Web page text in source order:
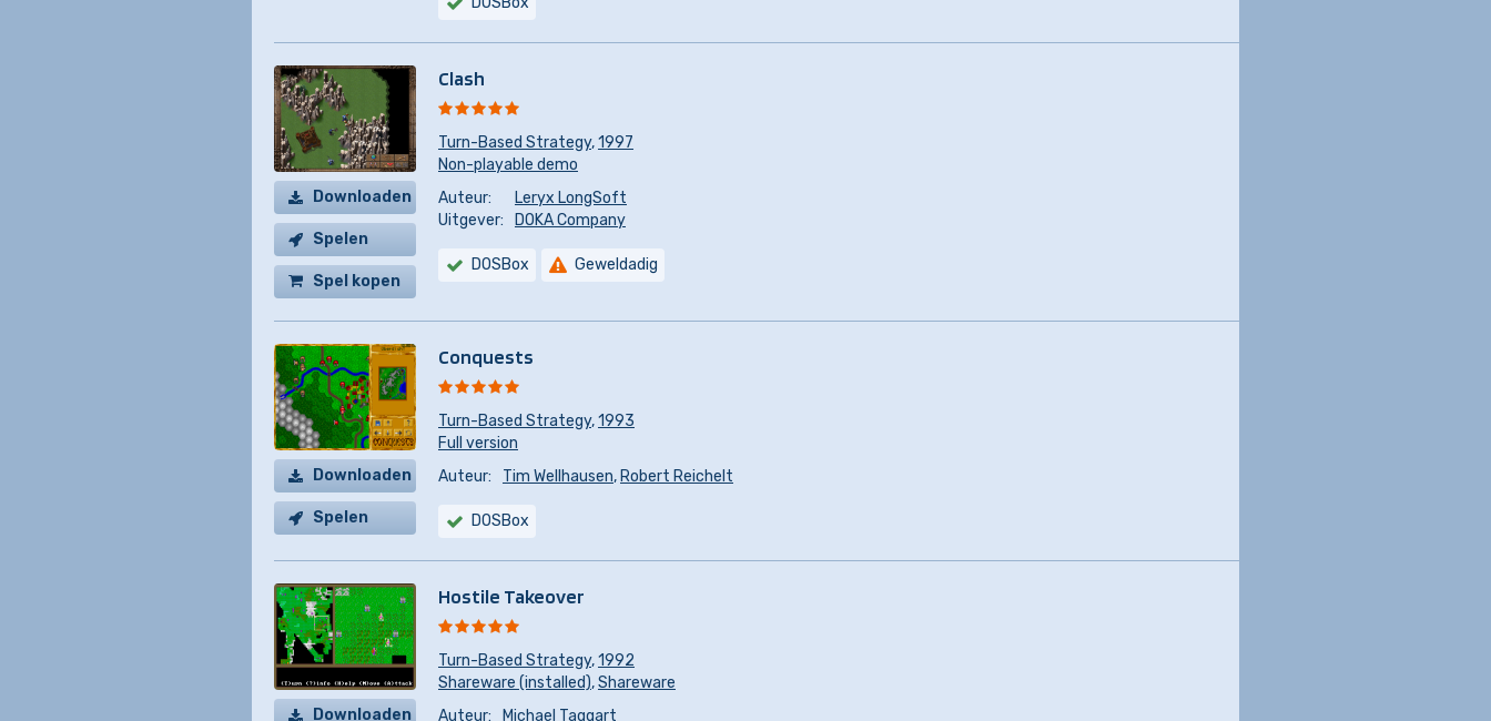
Downloaden
Spelen
Spel kopen
Clash
Turn-Based Strategy,1997
Non-playable demo
Auteur:
Leryx LongSoft
Uitgever:
DOKA Company
DOSBox Geweldadig
Downloaden
Spelen
Conquests
Turn-Based Strategy,1993
Full version
Auteur:
Tim Wellhausen, Robert Reichelt
DOSBox
Downloaden
Hostile Takeover
Turn-Based Strategy,1992
Shareware (installed),Shareware
Auteur:
Michael Taggart